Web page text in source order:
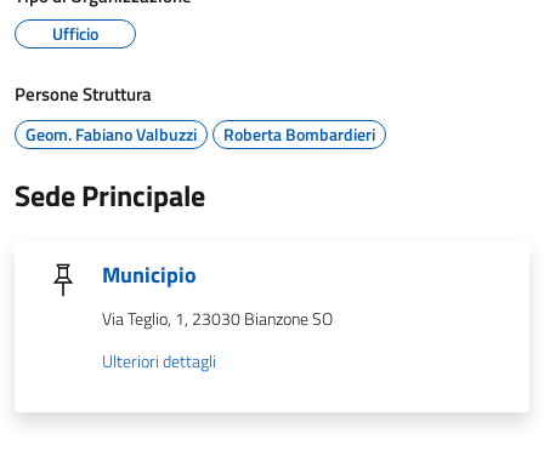
Ufficio
Persone Struttura
Geom. Fabiano Valbuzzi Roberta Bombardieri
Sede Principale
Municipio
Via Teglio, 1, 23030 Bianzone SO
Ulteriori dettagli